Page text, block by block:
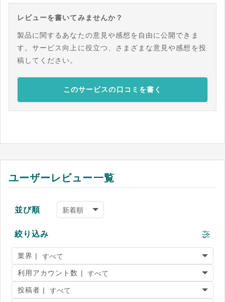
レビューを書いてみませんか？
製品に関するあなたの意見や感想を自由に公開できま
す。サービス向上に役立つ、さまざまな意見や感想を投
稿してください。
このサービスの口コミを書く
ユーザーレビュー一覧
並び順
絞り込み
業界 |
利用アカウント数 |
投稿者 |